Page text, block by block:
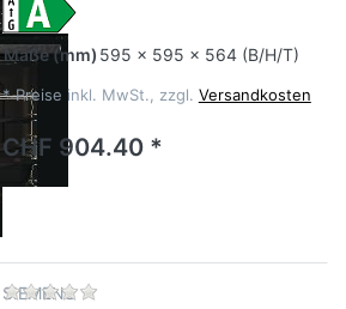
Maße(mm) 595 x 595 x 564 (B/H/T)
* Preise inkl. MwSt., zzgl. Versandkosten
CHF 904.40 *
SIEMENS Zu diesem Produkt liegen